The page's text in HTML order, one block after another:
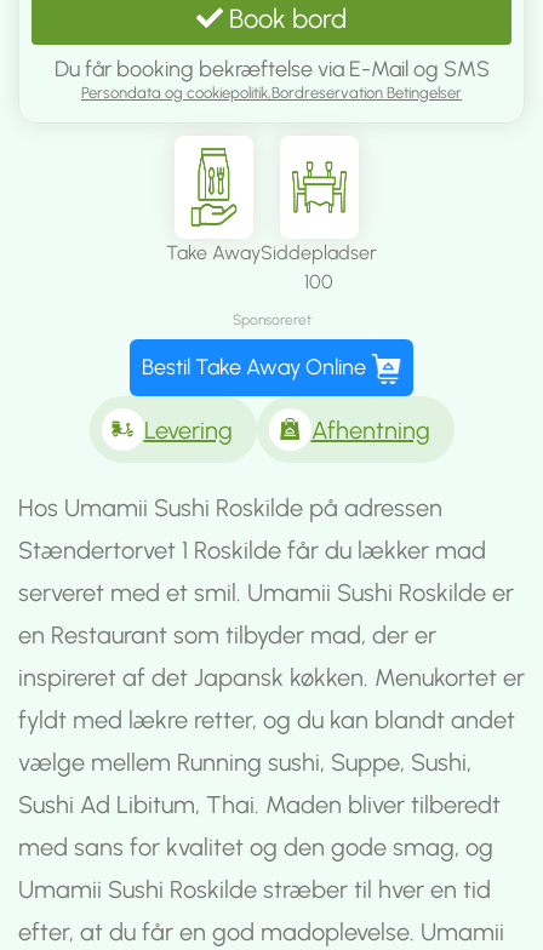
Book bord
Du får booking bekræftelse via E-Mail og SMS
Persondata og cookiepolitik,Bordreservation Betingelser
Take AwaySiddepladser
100
Sponsoreret
Bestil Take Away Online
Levering Afhentning
Hos Umamii Sushi Roskilde på adressen
Stændertorvet 1 Roskilde får du lækker mad
serveret med et smil. Umamii Sushi Roskilde er
en Restaurant som tilbyder mad, der er
inspireret af det Japansk køkken. Menukortet er
fyldt med lækre retter, og du kan blandt andet
vælge mellem Running sushi, Suppe, Sushi,
Sushi Ad Libitum, Thai. Maden bliver tilberedt
med sans for kvalitet og den gode smag, og
Umamii Sushi Roskilde stræber til hver en tid
efter, at du får en god madoplevelse. Umamii